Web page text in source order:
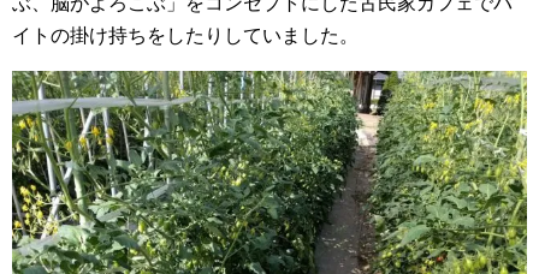
イトの掛け持ちをしたりしていました。